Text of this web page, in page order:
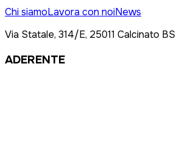
Chi siamoLavora con noiNews
Via Statale, 314/E, 25011 Calcinato BS
ADERENTE